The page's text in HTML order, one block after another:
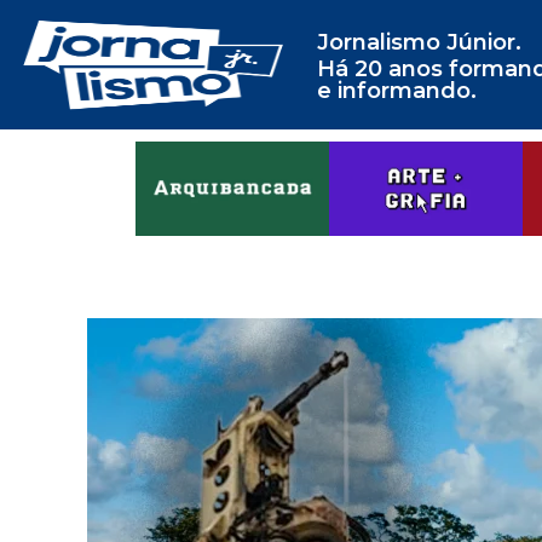
Jornalismo Júnior.
Há 20 anos
e informando.